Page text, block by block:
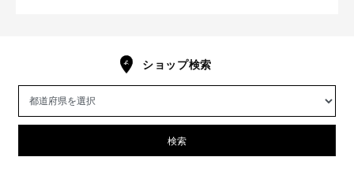
ショップ検索
検索